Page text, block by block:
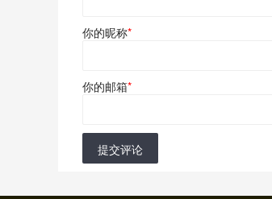
你的昵称*
你的邮箱*
提交评论